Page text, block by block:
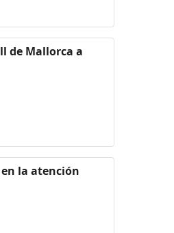
de Mallorca a
la atención